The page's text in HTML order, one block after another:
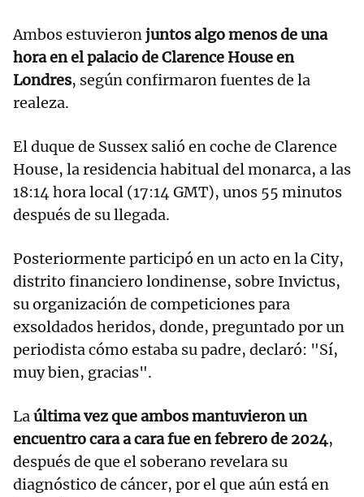
Ambos estuvieronjuntos algo menos de una
hora en el palacio de Clarence House en
Londres, según confirmaron fuentes de la
realeza.
El duque de Sussex salió en coche de Clarence
House, la residencia habitual del monarca, a las
18:14 hora local (17:14 GMT), unos 55 minutos
después de su llegada.
Posteriormente participó en un acto en la City,
distrito financiero londinense, sobre Invictus,
su organización de competiciones para
exsoldados heridos, donde, preguntado por un
periodista cómo estaba su padre, declaró: "Sí,
muy bien, gracias".
Laúltima vez que ambos mantuvieron un
encuentro cara a cara fue en febrero de 2024,
después de que el soberano revelara su
diagnóstico de cáncer, por el que aún está en